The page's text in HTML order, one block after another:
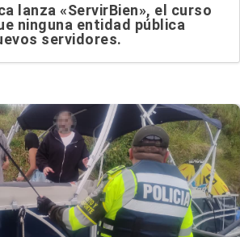
lanza «ServirBien», el curso
ninguna entidad pública
servidores.